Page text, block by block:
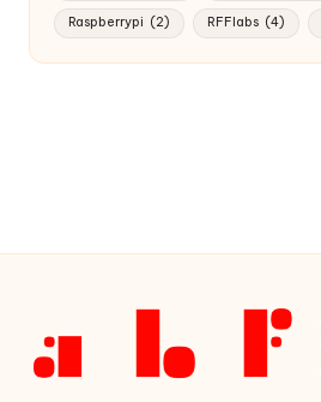
Raspberrypi (2) RFFlabs (4)